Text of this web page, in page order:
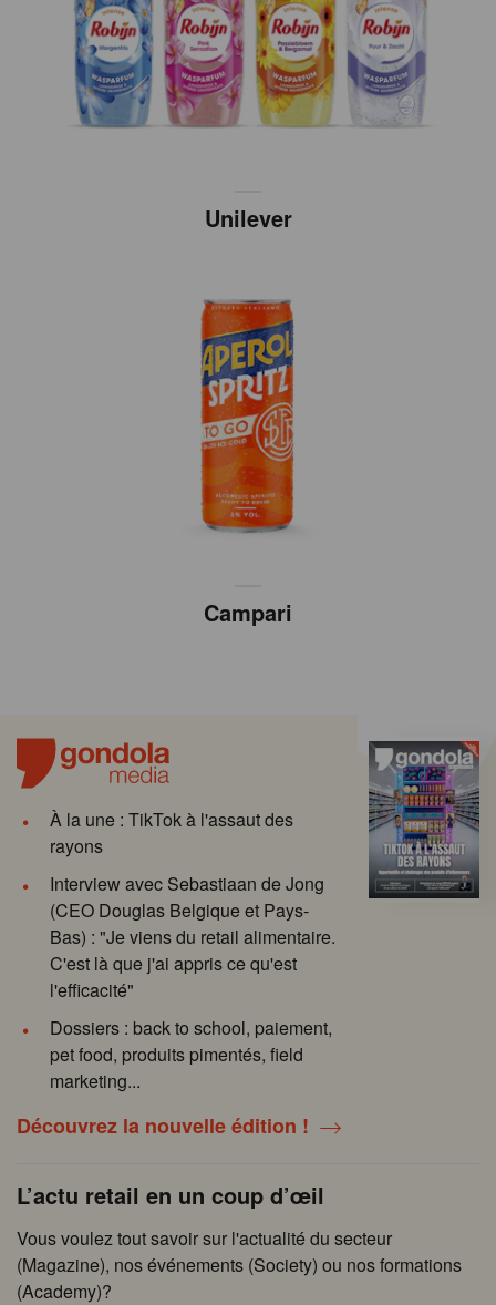
Unilever
Campari
À la une : TikTok à l'assaut des
rayons
Interview avec Sebastiaan de Jong
(CEO Douglas Belgique et Pays-
Bas) : "Je viens du retail alimentaire.
C'est là que j'ai appris ce qu'est
l'efficacité"
Dossiers : back to school, paiement,
pet food, produits pimentés, field
marketing...
Découvrez la nouvelle édition !
L’actu retail en un coup d’œil
Vous voulez tout savoir sur l'actualité du secteur
(Magazine), nos événements (Society) ou nos formations
(Academy)?